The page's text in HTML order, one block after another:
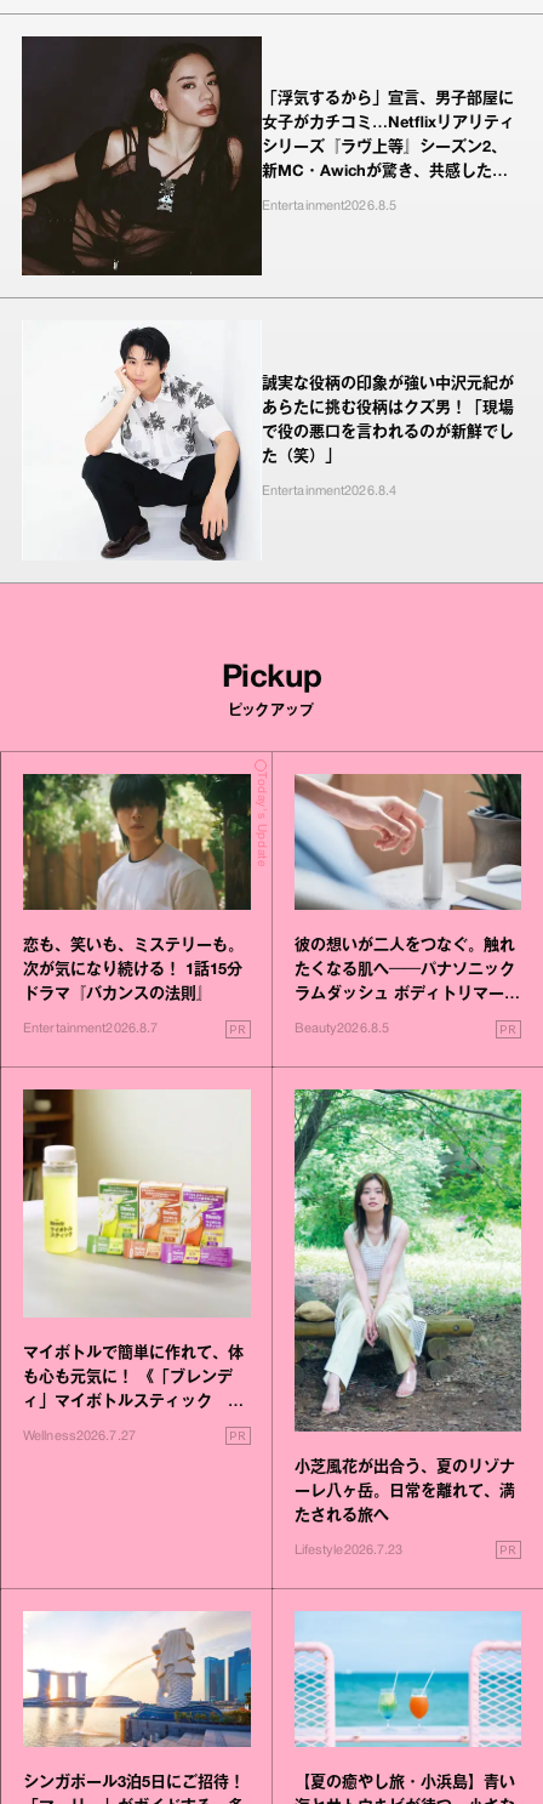
「浮気するから」宣言、男子部屋に
女子がカチコミ…Netflixリアリティ
シリーズ『ラヴ上等』シーズン2、
新MC・Awichが驚き、共感したヤ
ンキーたちの本気の恋模様
Entertainment2026.8.5
誠実な役柄の印象が強い中沢元紀が
あらたに挑む役柄はクズ男！「現場
で役の悪口を言われるのが新鮮でし
た（笑）」
Entertainment2026.8.4
Pickup
ピックアップ
Today's Update
恋も、笑いも、ミステリーも。
次が気になり続ける！ 1話15分
ドラマ『バカンスの法則』
Entertainment2026.8.7 PR
彼の想いが二人をつなぐ。触れ
たくなる肌へ──パナソニック
ラムダッシュ ボディトリマーが
進化！
Beauty2026.8.5 PR
マイボトルで簡単に作れて、体
も心も元気に！ 《「ブレンデ
ィ」マイボトルスティック い
いこと毎日》シリーズが誕生
Wellness2026.7.27 PR
小芝風花が出合う、夏のリゾナ
ーレ八ヶ岳。日常を離れて、満
たされる旅へ
Lifestyle2026.7.23 PR
シンガポール3泊5日にご招待！
【夏の癒やし旅・小浜島】青い